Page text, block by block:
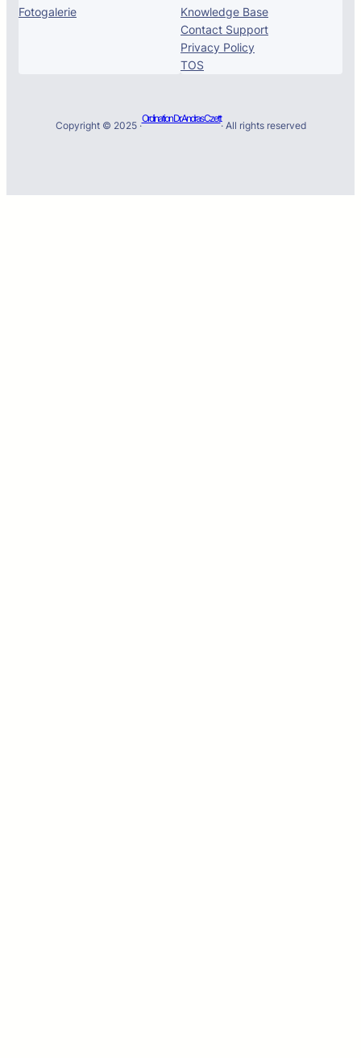
Fotogalerie
Knowledge Base
Contact Support
Privacy Policy
TOS
Copyright © 2025 ·
Ordination Dr. Andras Czett
· All rights reserved